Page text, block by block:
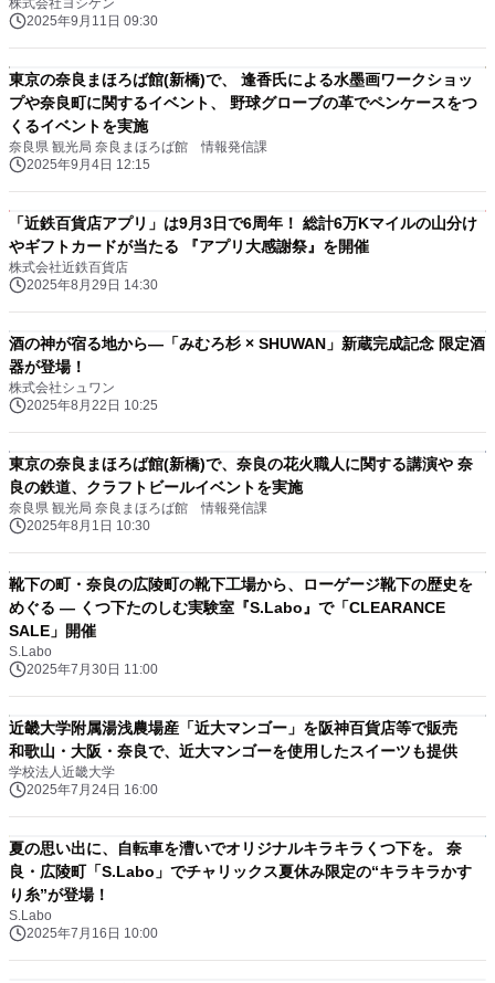
株式会社ヨシケン
2025年9月11日 09:30
東京の奈良まほろば館(新橋)で、 逢香氏による水墨画ワークショッ
プや奈良町に関するイベント、 野球グローブの革でペンケースをつ
くるイベントを実施
奈良県 観光局 奈良まほろば館 情報発信課
2025年9月4日 12:15
「近鉄百貨店アプリ」は9月3日で6周年！ 総計6万Kマイルの山分け
やギフトカードが当たる 『アプリ大感謝祭』を開催
株式会社近鉄百貨店
2025年8月29日 14:30
酒の神が宿る地から―「みむろ杉 × SHUWAN」新蔵完成記念 限定酒
器が登場！
株式会社シュワン
2025年8月22日 10:25
東京の奈良まほろば館(新橋)で、奈良の花火職人に関する講演や 奈
良の鉄道、クラフトビールイベントを実施
奈良県 観光局 奈良まほろば館 情報発信課
2025年8月1日 10:30
靴下の町・奈良の広陵町の靴下工場から、ローゲージ靴下の歴史を
めぐる ― くつ下たのしむ実験室『S.Labo』で「CLEARANCE
SALE」開催
S.Labo
2025年7月30日 11:00
近畿大学附属湯浅農場産「近大マンゴー」を阪神百貨店等で販売
和歌山・大阪・奈良で、近大マンゴーを使用したスイーツも提供
学校法人近畿大学
2025年7月24日 16:00
夏の思い出に、自転車を漕いでオリジナルキラキラくつ下を。 奈
良・広陵町「S.Labo」でチャリックス夏休み限定の“キラキラかす
り糸”が登場！
S.Labo
2025年7月16日 10:00